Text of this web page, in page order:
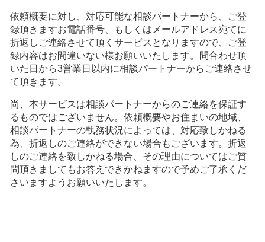
【第三者への提供】
当社は、利用目的に沿って氏名・依頼概要を紹介の
為に専門家へ提供いたします。
【個人情報の取扱い業務の委託】
当社は事業運営上、お客様により良いサービスを提
供するために業務の一部を外部に委託しており、業
務委託先に対してお客様の個人情報を預けることが
あります。この場合、個人情報を適切に取り扱って
いると認められる委託先を選定し、契約等において
個人情報の適正管理・機密保持などによりお客様の
個人情報の漏洩防止に必要な事項を取決め、適切な
管理を実施させます。
依頼概要に対し、対応可能な相談パートナーから、ご登
録頂きますお電話番号、
もしくはメールアドレス宛てに
折返しご連絡させて頂くサービスとなりますので、ご登
録内容はお間違いない様お願いいたします。
問合わせ頂
いた日から3営業日以内に相談パートナーからご連絡させ
て頂きます。
尚、本サービスは相談パートナーからのご連絡を保証す
るものではございません。 依頼概要やお住まいの地域、
相談パートナーの執務状況によっては、対応致しかねる
為、折返しのご連絡ができない場合もございます。 折返
しのご連絡を致しかねる場合、その理由についてはご質
問頂きましてもお答えできかねますので予めご了承くだ
さいますようお願いいたします。